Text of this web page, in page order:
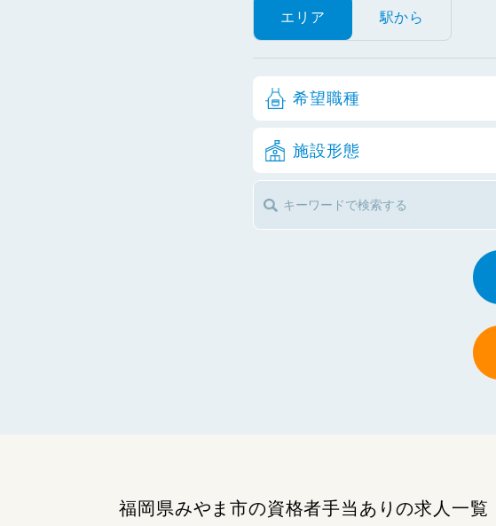
エリア 駅から
希望職種
施設形態
福岡県みやま市の資格者手当ありの求人一覧